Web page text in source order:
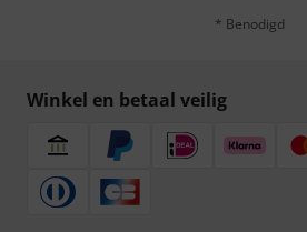
* Benodigd
Winkel en betaal veilig